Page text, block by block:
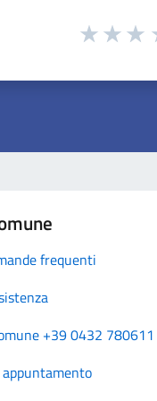
frequenti
+39 0432 780611